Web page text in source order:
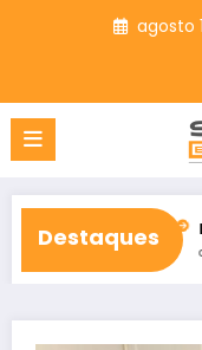
agosto
Destaques
Lula deve ter
agosto 9, 2026